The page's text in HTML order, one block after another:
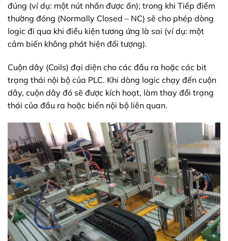
đúng (ví dụ: một nút nhấn được ấn); trong khi Tiếp điểm
thường đóng (Normally Closed – NC) sẽ cho phép dòng
logic đi qua khi điều kiện tương ứng là sai (ví dụ: một
cảm biến không phát hiện đối tượng).
Cuộn dây (Coils) đại diện cho các đầu ra hoặc các bit
trạng thái nội bộ của PLC. Khi dòng logic chạy đến cuộn
dây, cuộn dây đó sẽ được kích hoạt, làm thay đổi trạng
thái của đầu ra hoặc biến nội bộ liên quan.